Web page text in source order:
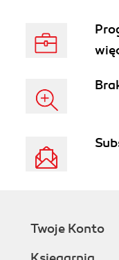
Twoje Konto